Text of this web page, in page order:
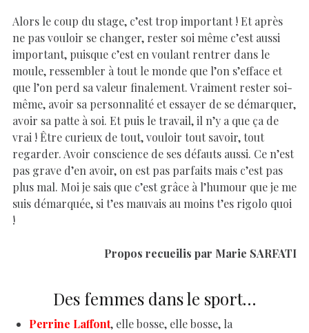
Alors le coup du stage, c’est trop important ! Et après
ne pas vouloir se changer, rester soi même c’est aussi
important, puisque c’est en voulant rentrer dans le
moule, ressembler à tout le monde que l’on s’efface et
que l’on perd sa valeur finalement. Vraiment rester soi-
même, avoir sa personnalité et essayer de se démarquer,
avoir sa patte à soi. Et puis le travail, il n’y a que ça de
vrai ! Être curieux de tout, vouloir tout savoir, tout
regarder. Avoir conscience de ses défauts aussi. Ce n’est
pas grave d’en avoir, on est pas parfaits mais c’est pas
plus mal. Moi je sais que c’est grâce à l’humour que je me
suis démarquée, si t’es mauvais au moins t’es rigolo quoi
!
Propos recueilis par Marie SARFATI
Des femmes dans le sport…
Perrine Laffont, elle bosse, elle bosse, la